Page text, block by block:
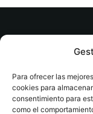
Para ofrecer las
cookies para
consentimiento para
como el
©